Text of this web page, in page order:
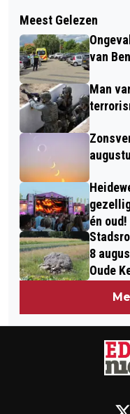
FIETSER
ROTONDE IN
‘LET’S
OG3NE OP
HEIDEWEEK
Meest Gelezen
van
Man
én oud!
8
Oude